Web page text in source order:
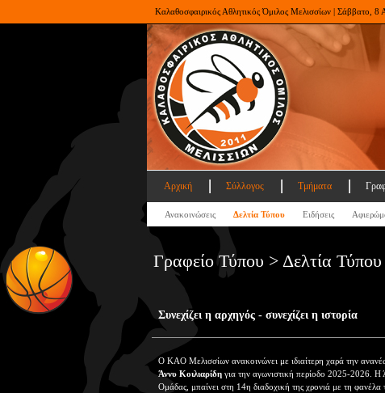
Καλαθοσφαιρικός Αθλητικός Όμιλος Μελισσίων | Σάββατο, 8
Αρχική Σύλλογος Τμήματα
Ανακοινώσεις Δελτία Τύπου Ειδήσεις
Γραφείο Τύπου > Δελτία Τύπου
Συνεχίζει η αρχηγός - συνεχίζει η ιστορία
Ο ΚΑΟ Μελισσίων ανακοινώνει με ιδιαίτερη χαρά την
Άννυ Κοιλιαρίδη για την αγωνιστική περίοδο 2025-2026. Η
Ομάδας, μπαίνει στη 14η διαδοχική της χρονιά με τη